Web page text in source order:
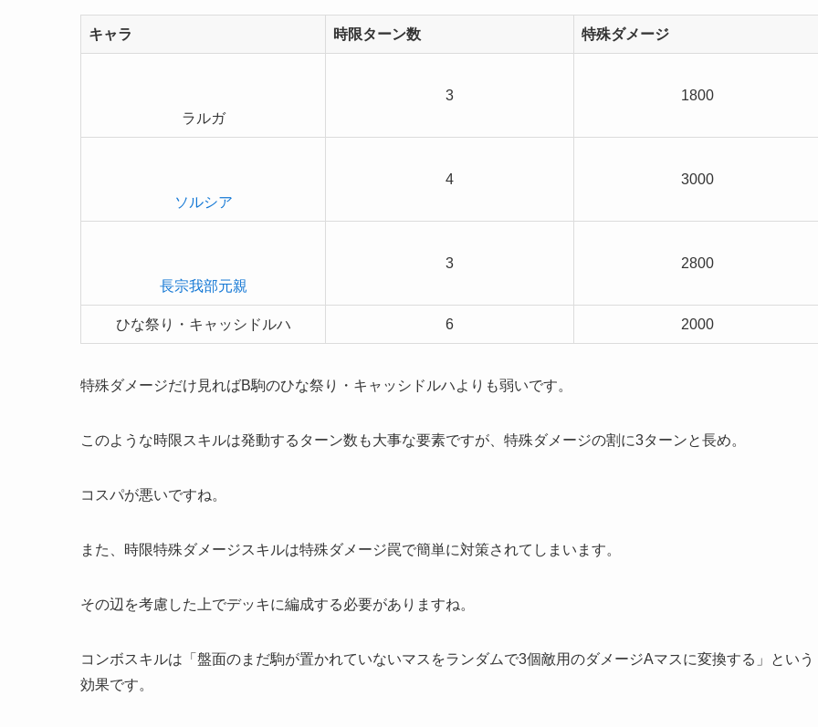
キャラ 時限ターン数 特殊ダメージ
ラルガ
3 1800
ソルシア
4 3000
長宗我部元親
3 2800
ひな祭り・キャッシドルハ 6 2000
特殊ダメージだけ見ればB駒のひな祭り・キャッシドルハよりも弱いです。
このような時限スキルは発動するターン数も大事な要素ですが、特殊ダメージの割に3ターンと長め。
コスパが悪いですね。
また、 時限特殊ダメージスキルは特殊ダメージ罠で簡単に対策されてしまいます。
その辺を考慮した上でデッキに編成する必要がありますね。
コンボスキルは「盤面のまだ駒が置かれていないマスをランダムで3個敵用のダメージAマスに変換する」という
効果です。